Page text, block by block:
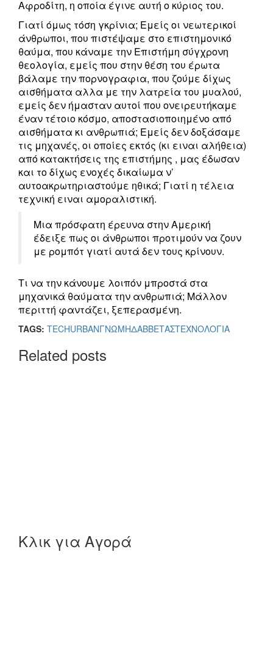
Αφροδίτη, η οποία έγινε αυτή ο κύριος του.
Γιατί όμως τόση γκρίνια; Εμείς οι νεωτερικοί
άνθρωποι, που πιστέψαμε στο επιστημονικό
θαύμα, που κάναμε την Επιστήμη σύγχρονη
θεολογία, εμείς που στην θέση του έρωτα
βάλαμε την πορνογραφια, που ζούμε δίχως
αισθήματα αλλα με την λατρεία του μυαλού,
εμείς δεν ήμασταν αυτοί που ονειρευτήκαμε
έναν τέτοιο κόσμο, αποστασιοποιημένο από
αισθήματα κι ανθρωπιά; Εμείς δεν δοξάσαμε
τις μηχανές, οι οποίες εκτός (κι ειναι αλήθεια)
από κατακτήσεις της επιστήμης , μας έδωσαν
και το δίχως ενοχές δικαίωμα ν’
αυτοακρωτηριαστούμε ηθικά; Γιατί η τέλεια
τεχνική ειναι αμοραλιστική.
Μια πρόσφατη έρευνα στην Αμερική
έδειξε πως οι άνθρωποι προτιμούν να ζουν
με ρομπότ γιατί αυτά δεν τους κρίνουν.
Τι να την κάνουμε λοιπόν μπροστά στα
μηχανικά θαύματα την ανθρωπιά; Μάλλον
περιττή φαντάζει, ξεπερασμένη.
TAGS: TECHURBANΓΝΩΜΗΔΑΒΒΕΤΑΣΤΕΧΝΟΛΟΓΙΑ
Related posts
Κλικ για Αγορά